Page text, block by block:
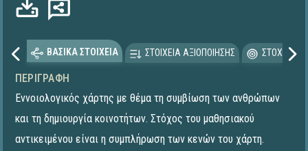
ΒΑΣΙΚΑ ΣΤΟΙΧΕΙΑ ΣΤΟΙΧΕΙΑ ΑΞΙΟΠΟΙΗΣΗΣ
ΠΕΡΙΓΡΑΦΉ
Εννοιολογικός χάρτης με θέμα τη συμβίωση των ανθρώπων
και τη δημιουργία κοινοτήτων. Στόχος του μαθησιακού
αντικειμένου είναι η συμπλήρωση των κενών του χάρτη.